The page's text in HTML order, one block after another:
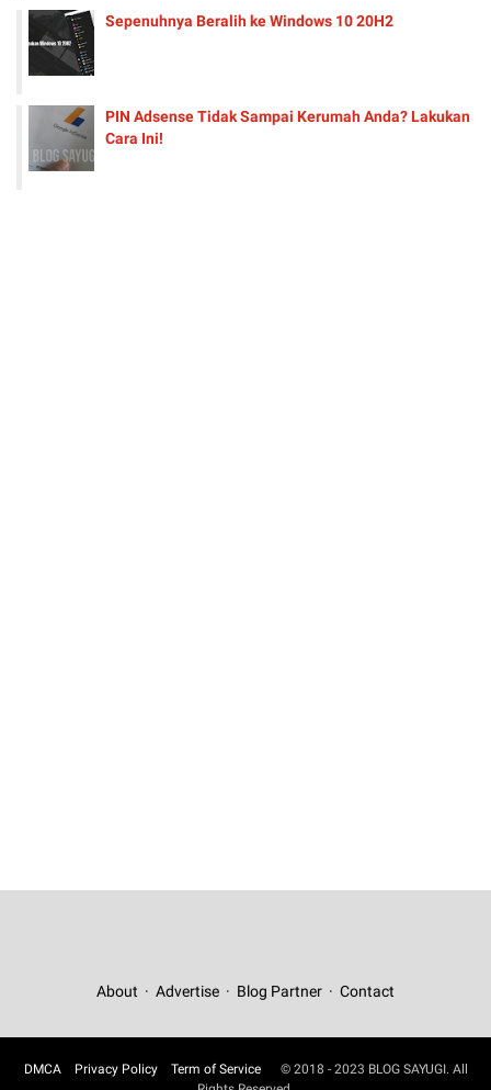
Sepenuhnya Beralih ke Windows 10 20H2
PIN Adsense Tidak Sampai Kerumah Anda? Lakukan
Cara Ini!
About Advertise Blog Partner Contact
DMCA Privacy Policy Term of Service
© 2018 - 2023 BLOG SAYUGI. All